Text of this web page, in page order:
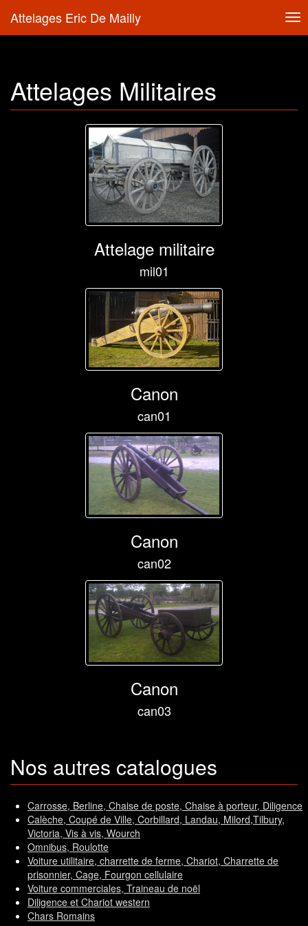
Attelages Eric De Mailly
Attelages Militaires
Attelage militaire
mil01
Canon
can01
Canon
can02
Canon
can03
Nos autres catalogues
Carrosse, Berline, Chaise de poste, Chaise à porteur, Diligence
Calèche, Coupé de Ville, Corbillard, Landau, Milord,Tilbury,
Victoria, Vis à vis, Wourch
Omnibus, Roulotte
Voiture utilitaire, charrette de ferme, Chariot, Charrette de
prisonnier, Cage, Fourgon cellulaire
Voiture commerciales, Traineau de noël
Diligence et Chariot western
Chars Romains